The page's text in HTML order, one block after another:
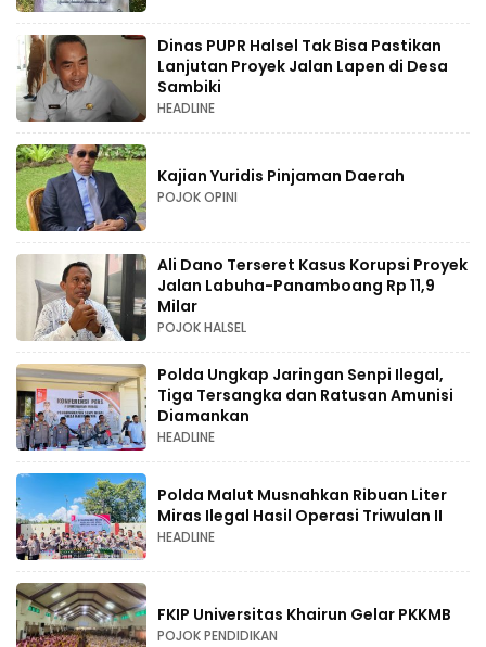
Dinas PUPR Halsel Tak Bisa Pastikan
Lanjutan Proyek Jalan Lapen di Desa
Sambiki
HEADLINE
Kajian Yuridis Pinjaman Daerah
POJOK OPINI
Ali Dano Terseret Kasus Korupsi Proyek
Jalan Labuha-Panamboang Rp 11,9
Milar
POJOK HALSEL
Polda Ungkap Jaringan Senpi Ilegal,
Tiga Tersangka dan Ratusan Amunisi
Diamankan
HEADLINE
Polda Malut Musnahkan Ribuan Liter
Miras Ilegal Hasil Operasi Triwulan II
HEADLINE
FKIP Universitas Khairun Gelar PKKMB
POJOK PENDIDIKAN